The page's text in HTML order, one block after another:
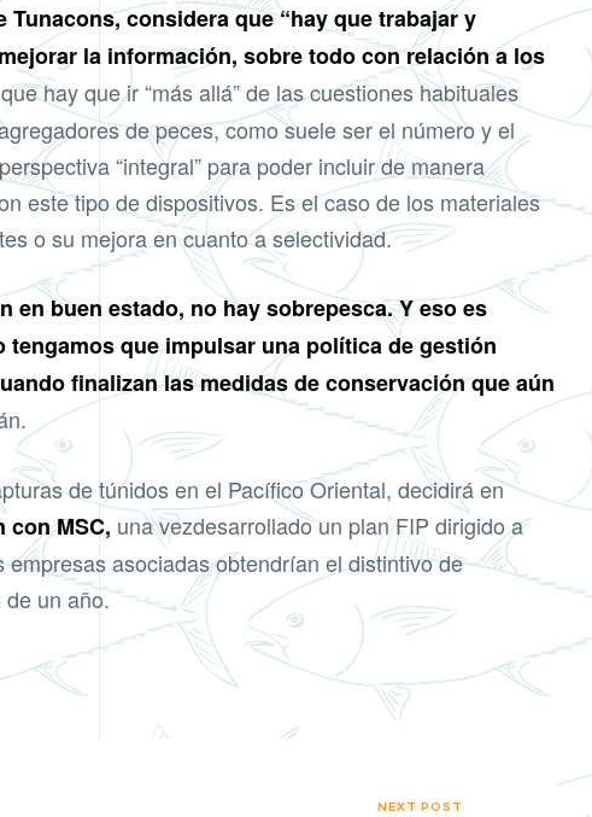
considera que “hay que trabajar y
la información, sobre todo con relación a los
hay que ir “más allá” de las cuestiones habituales
de peces, como suele ser el número y el
“integral” para poder incluir de manera
este tipo de dispositivos. Es el caso de los materiales
o su mejora en cuanto a selectividad.
en buen estado, no hay sobrepesca. Y eso es
que impulsar una política de gestión
finalizan las medidas de conservación que aún
de túnidos en el Pacífico Oriental, decidirá en
MSC, una vezdesarrollado un plan FIP dirigido a
asociadas obtendrían el distintivo de
un año.
NEXT POST